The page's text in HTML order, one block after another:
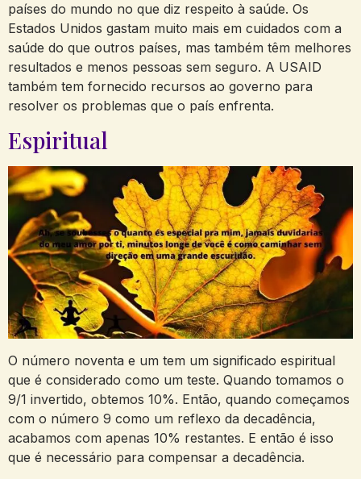
países do mundo no que diz respeito à saúde. Os
Estados Unidos gastam muito mais em cuidados com a
saúde do que outros países, mas também têm melhores
resultados e menos pessoas sem seguro. A USAID
também tem fornecido recursos ao governo para
resolver os problemas que o país enfrenta.
Espiritual
O número noventa e um tem um significado espiritual
que é considerado como um teste. Quando tomamos o
9/1 invertido, obtemos 10%. Então, quando começamos
com o número 9 como um reflexo da decadência,
acabamos com apenas 10% restantes. E então é isso
que é necessário para compensar a decadência.